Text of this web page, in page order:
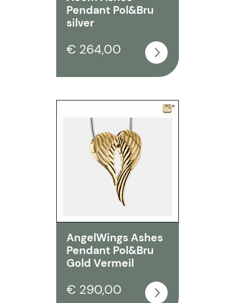
Pendant Pol&Bru
silver
€ 264,00
AngelWings Ashes
Pendant Pol&Bru
Gold Vermeil
€ 290,00